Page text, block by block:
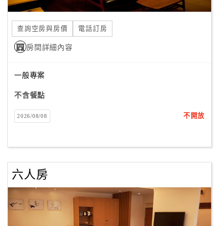
紅
利
查
訂
房
Q&A
旅
卡
訂
房
查詢空房與房價 電話訂房
房間詳細內容
一般專案
不含餐點
2026/08/08 不開放
六人房